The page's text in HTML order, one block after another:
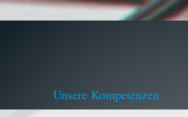
Unsere Kompetenzen